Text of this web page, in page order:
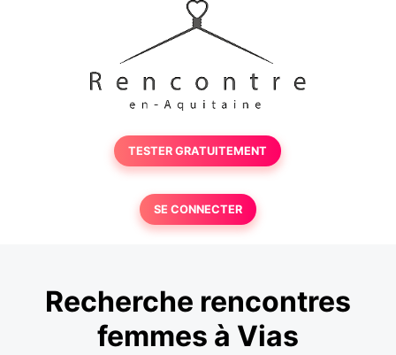
TESTER GRATUITEMENT
SE CONNECTER
Recherche rencontres
femmes à Vias